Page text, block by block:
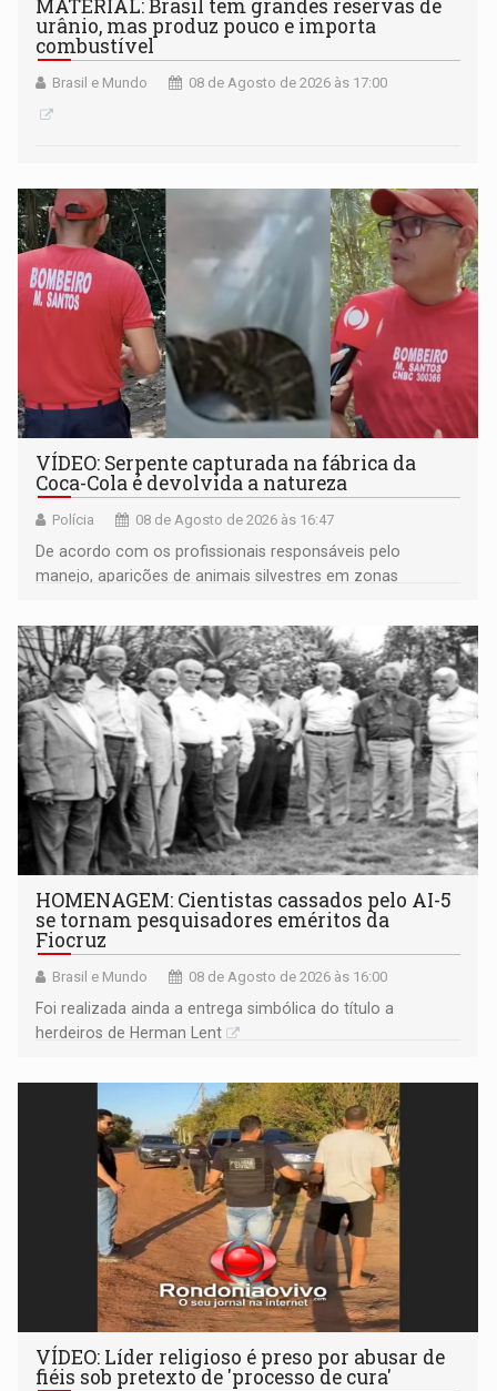
MATERIAL: Brasil tem grandes reservas de
urânio, mas produz pouco e importa
combustível
Brasil e Mundo 08 de Agosto de 2026 às 17:00
VÍDEO: Serpente capturada na fábrica da
Coca-Cola é devolvida a natureza
Polícia 08 de Agosto de 2026 às 16:47
De acordo com os profissionais responsáveis pelo
manejo, aparições de animais silvestres em zonas
HOMENAGEM: Cientistas cassados pelo AI-5
se tornam pesquisadores eméritos da
Fiocruz
Brasil e Mundo 08 de Agosto de 2026 às 16:00
Foi realizada ainda a entrega simbólica do título a
herdeiros de Herman Lent
VÍDEO: Líder religioso é preso por abusar de
fiéis sob pretexto de 'processo de cura'